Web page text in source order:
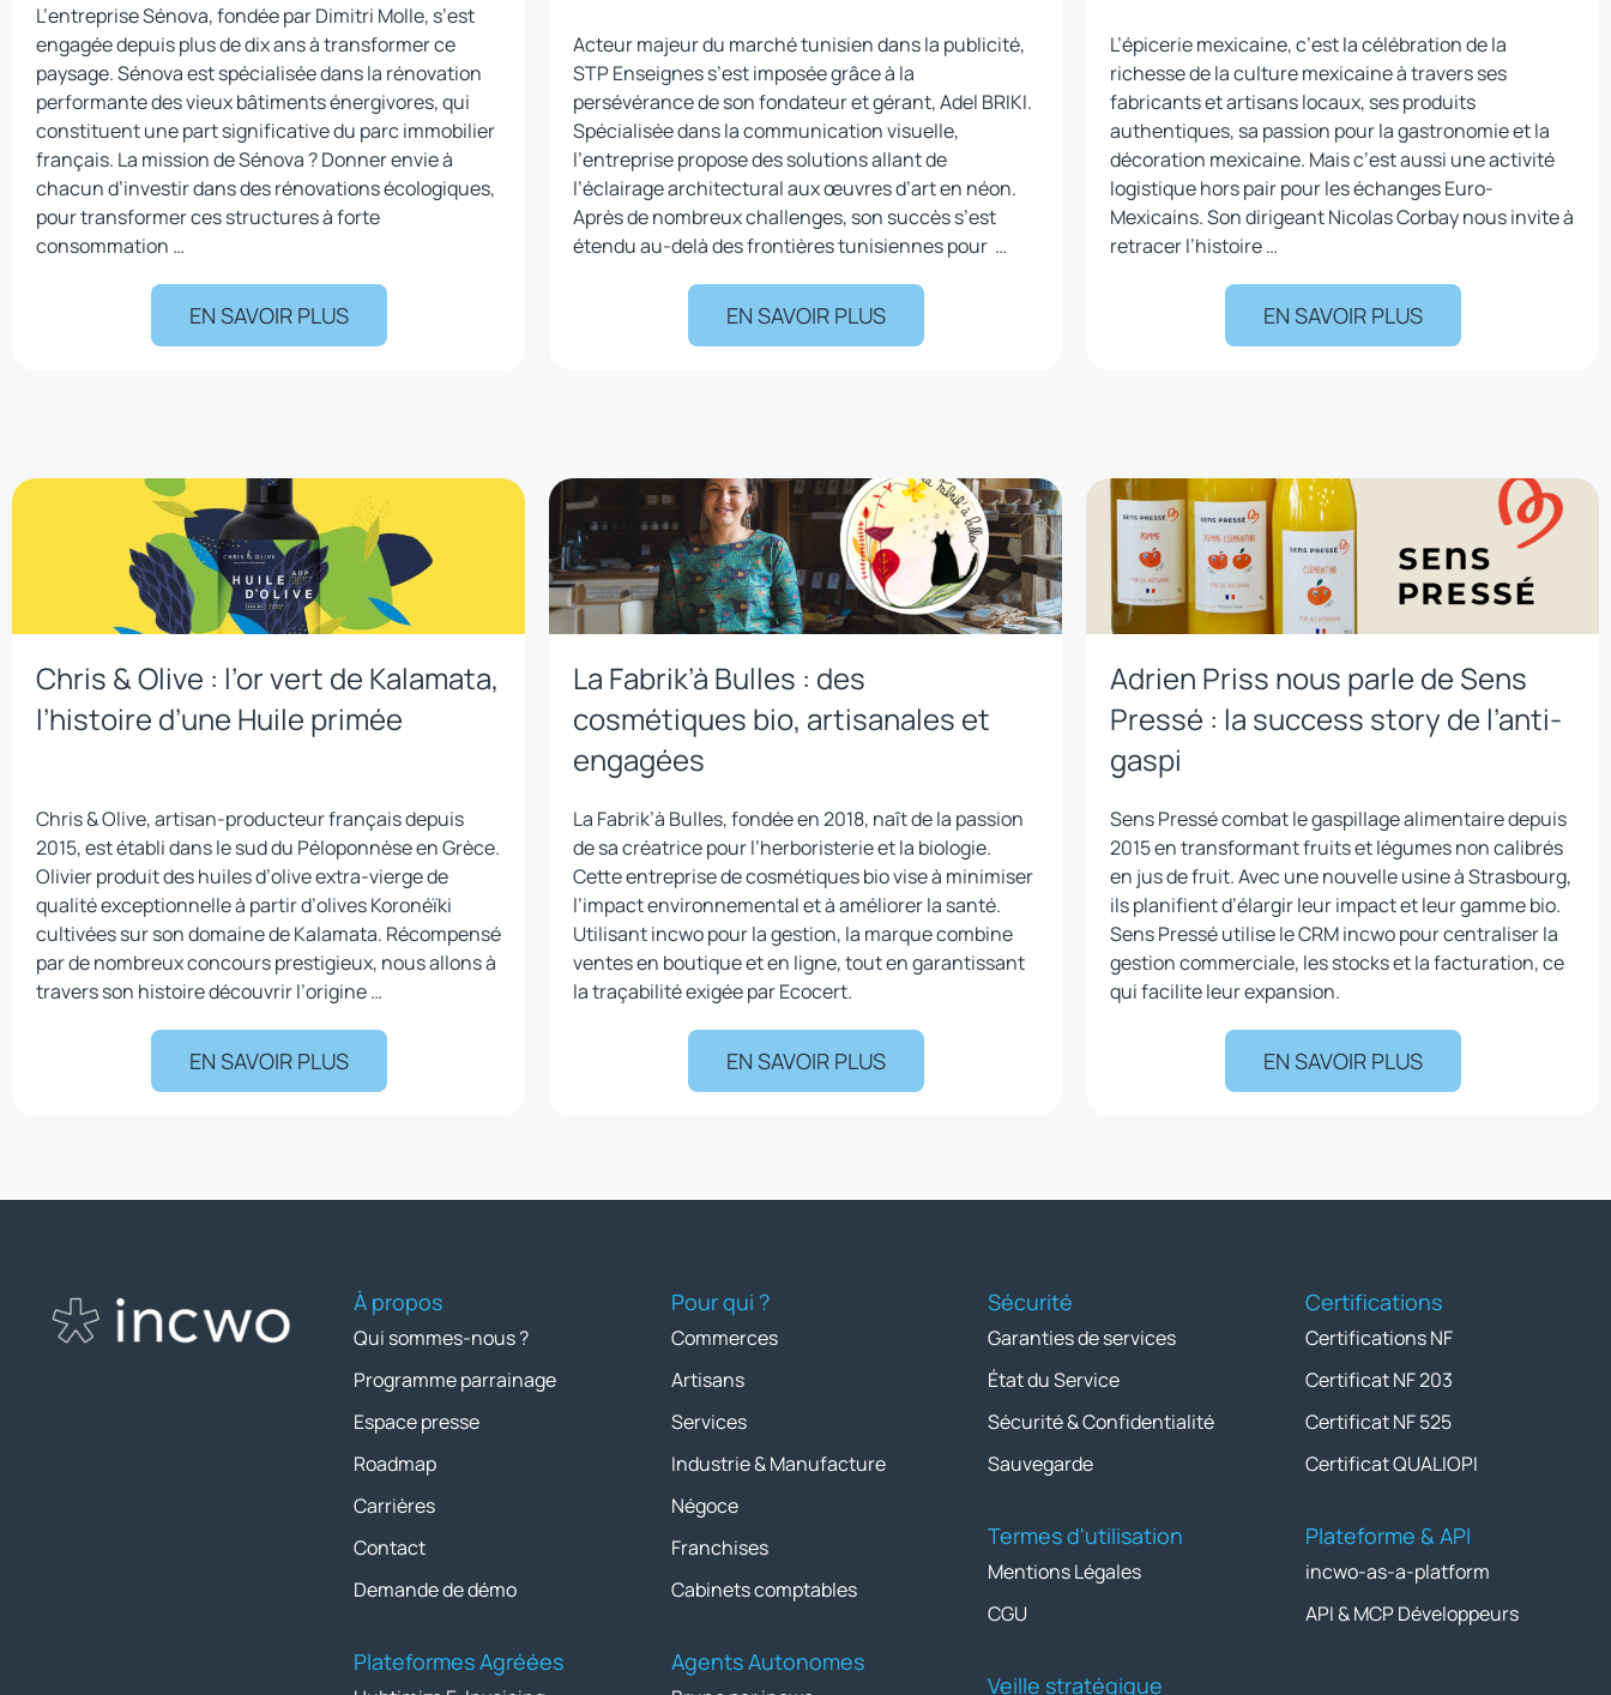
L’entreprise Sénova, fondée par Dimitri Molle, s’est
engagée depuis plus de dix ans à transformer ce
paysage. Sénova est spécialisée dans la rénovation
performante des vieux bâtiments énergivores, qui
constituent une part significative du parc immobilier
français. La mission de Sénova ? Donner envie à
chacun d’investir dans des rénovations écologiques,
pour transformer ces structures à forte
consommation …
EN SAVOIR PLUS
Acteur majeur du marché tunisien dans la publicité,
STP Enseignes s’est imposée grâce à la
persévérance de son fondateur et gérant, Adel BRIKI.
Spécialisée dans la communication visuelle,
l’entreprise propose des solutions allant de
l’éclairage architectural aux œuvres d’art en néon.
Après de nombreux challenges, son succès s’est
étendu au-delà des frontières tunisiennes pour …
EN SAVOIR PLUS
L’épicerie mexicaine, c’est la célébration de la
richesse de la culture mexicaine à travers ses
fabricants et artisans locaux, ses produits
authentiques, sa passion pour la gastronomie et la
décoration mexicaine. Mais c’est aussi une activité
logistique hors pair pour les échanges Euro-
Mexicains. Son dirigeant Nicolas Corbay nous invite à
retracer l’histoire …
EN SAVOIR PLUS
Chris & Olive : l’or vert de Kalamata,
l’histoire d’une Huile primée
Chris & Olive, artisan-producteur français depuis
2015, est établi dans le sud du Péloponnèse en Grèce.
Olivier produit des huiles d’olive extra-vierge de
qualité exceptionnelle à partir d’olives Koronéïki
cultivées sur son domaine de Kalamata. Récompensé
par de nombreux concours prestigieux, nous allons à
travers son histoire découvrir l’origine …
EN SAVOIR PLUS
La Fabrik’à Bulles : des
cosmétiques bio, artisanales et
engagées
La Fabrik’à Bulles, fondée en 2018, naît de la passion
de sa créatrice pour l’herboristerie et la biologie.
Cette entreprise de cosmétiques bio vise à minimiser
l’impact environnemental et à améliorer la santé.
Utilisant incwo pour la gestion, la marque combine
ventes en boutique et en ligne, tout en garantissant
la traçabilité exigée par Ecocert.
EN SAVOIR PLUS
Adrien Priss nous parle de Sens
Pressé : la success story de l’anti-
gaspi
Sens Pressé combat le gaspillage alimentaire depuis
2015 en transformant fruits et légumes non calibrés
en jus de fruit. Avec une nouvelle usine à Strasbourg,
ils planifient d’élargir leur impact et leur gamme bio.
Sens Pressé utilise le CRM incwo pour centraliser la
gestion commerciale, les stocks et la facturation, ce
qui facilite leur expansion.
EN SAVOIR PLUS
À propos
Qui sommes-nous ?
Programme parrainage
Espace presse
Roadmap
Carrières
Contact
Demande de démo
Plateformes Agréées
Pour qui ?
Commerces
Artisans
Services
Industrie & Manufacture
Négoce
Franchises
Cabinets comptables
Agents Autonomes
Sécurité
Garanties de services
État du Service
Sécurité & Confidentialité
Sauvegarde
Termes d'utilisation
Mentions Légales
CGU
Veille stratégique
Certifications
Certifications NF
Certificat NF 203
Certificat NF 525
Certificat QUALIOPI
Plateforme & API
incwo-as-a-platform
API & MCP Développeurs